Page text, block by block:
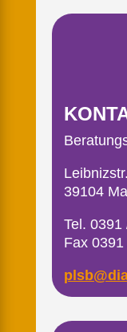
39104
Tel. 0391
Fax